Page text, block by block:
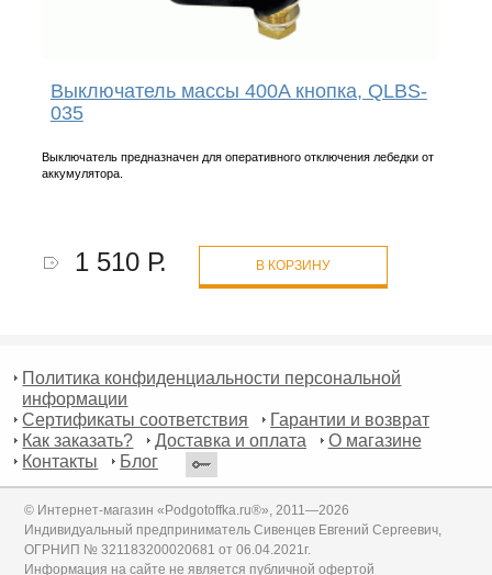
Выключатель массы 400A кнопка, QLBS-
035
Выключатель предназначен для оперативного отключения лебедки от
аккумулятора.
1 510 Р. В КОРЗИНУ
Политика конфиденциальности персональной
информации
Сертификаты соответствия
Гарантии и возврат
Как заказать?
Доставка и оплата
О магазине
Контакты
Блог
© Интернет-магазин «Podgotoffka.ru®», 2011—2026
Индивидуальный предприниматель Сивенцев Евгений Сергеевич,
ОГРНИП № 321183200020681 от 06.04.2021г.
Информация на сайте не является публичной офертой